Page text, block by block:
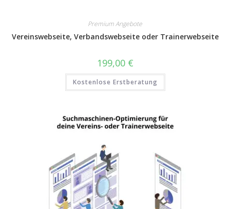
Premium Angebote
Vereinswebseite, Verbandswebseite oder Trainerwebseite
199,00 €
Kostenlose Erstberatung